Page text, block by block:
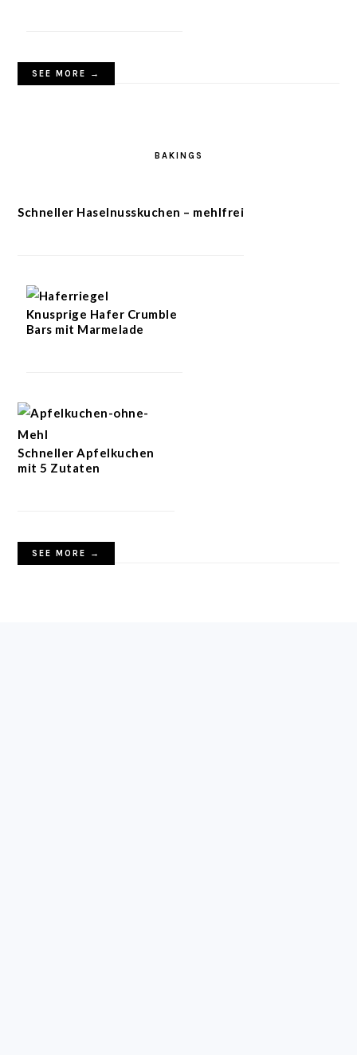
SEE MORE →
BAKINGS
Schneller Haselnusskuchen – mehlfrei
Knusprige Hafer Crumble
Bars mit Marmelade
Schneller Apfelkuchen
mit 5 Zutaten
SEE MORE →